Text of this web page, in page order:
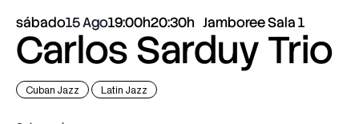
sábado15 Ago19:00h20:30h Jamboree Sala 1
Carlos Sarduy Trio
Cuban Jazz Latin Jazz